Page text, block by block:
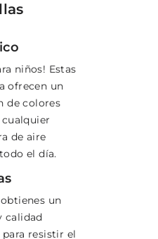
niños! Estas
ofrecen un
de colores
de aire
el día.
un
calidad
para resistir el